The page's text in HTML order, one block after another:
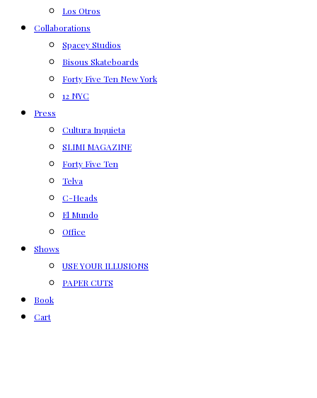
Los Otros
Collaborations
Spacey Studios
Bisous Skateboards
Forty Five Ten New York
12 NYC
Press
Cultura Inquieta
SLIMI MAGAZINE
Forty Five Ten
Telva
C-Heads
El Mundo
Office
Shows
USE YOUR ILLUSIONS
PAPER CUTS
Book
Cart